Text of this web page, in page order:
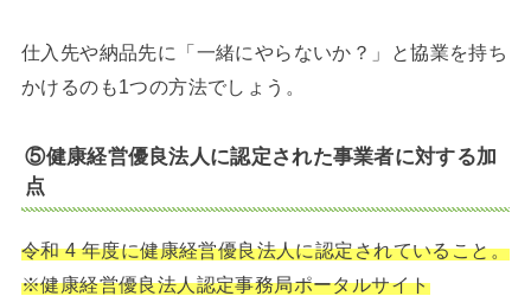
仕入先や納品先に「一緒にやらないか？」と協業を持ち
かけるのも1つの方法でしょう。
⑤健康経営優良法人に認定された事業者に対する加
点
令和 4 年度に健康経営優良法人に認定されていること。
※健康経営優良法人認定事務局ポータルサイト